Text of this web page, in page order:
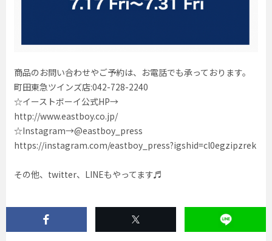
商品のお問い合わせやご予約は、お電話でも承っております。
町田東急ツインズ店:042-728-2240
☆イーストボーイ公式HP→
http://www.eastboy.co.jp/
☆Instagram→@eastboy_press
https://instagram.com/eastboy_press?igshid=cl0egzipzrek
その他、twitter、LINEもやってます♬